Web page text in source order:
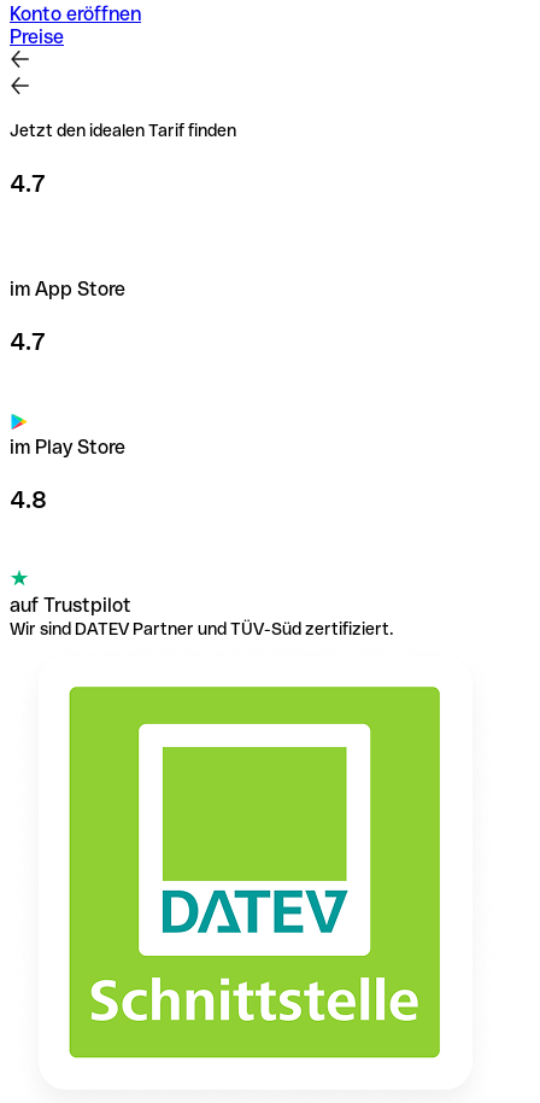
Konto eröffnen
Preise
Jetzt den idealen Tarif finden
4.7
im App Store
4.7
im Play Store
4.8
auf Trustpilot
Wir sind DATEV Partner und TÜV-Süd zertifiziert.